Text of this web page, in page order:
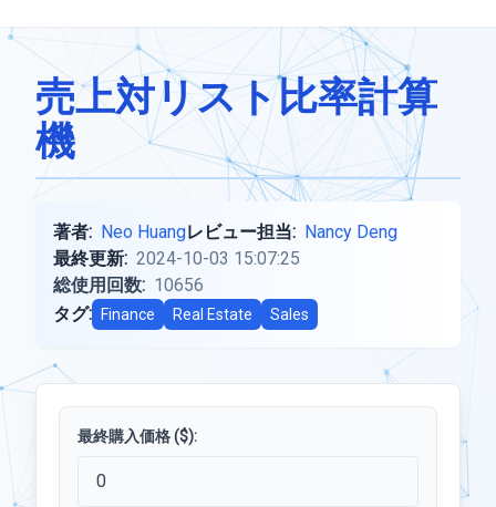
売上対リスト比率計算
機
著者: Neo Huangレビュー担当: Nancy Deng
最終更新: 2024-10-03 15:07:25
総使用回数: 10656
タグ:
Finance Real Estate Sales
最終購入価格 ($):